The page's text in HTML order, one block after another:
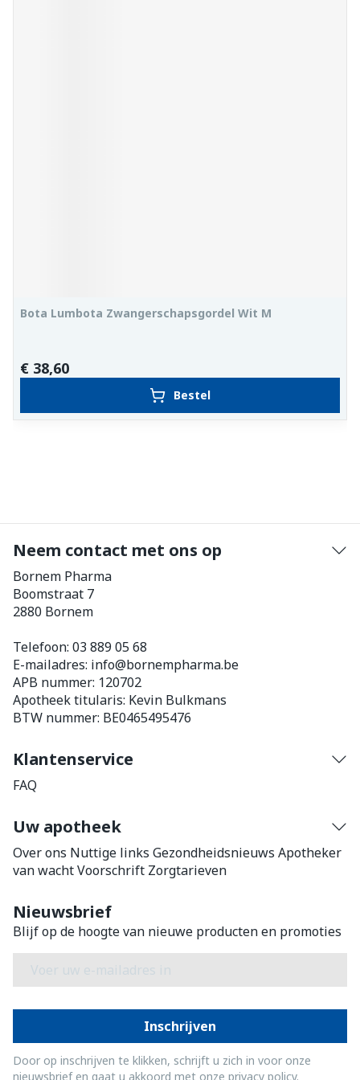
Bota Lumbota Zwangerschapsgordel Wit M
€ 38,60
Bestel
Neem contact met ons op
Bornem Pharma
Boomstraat 7
2880 Bornem
Telefoon: 03 889 05 68
E-mailadres: info@bornempharma.be
APB nummer: 120702
Apotheek titularis: Kevin Bulkmans
BTW nummer: BE0465495476
Klantenservice
FAQ
Uw apotheek
Over ons Nuttige links Gezondheidsnieuws Apotheker
van wachtVoorschrift Zorgtarieven
Nieuwsbrief
Blijf op de hoogte van nieuwe producten en promoties
Inschrijven
Door op inschrijven te klikken, schrijft u zich in voor onze
nieuwsbrief en gaat u akkoord met onze privacy policy.